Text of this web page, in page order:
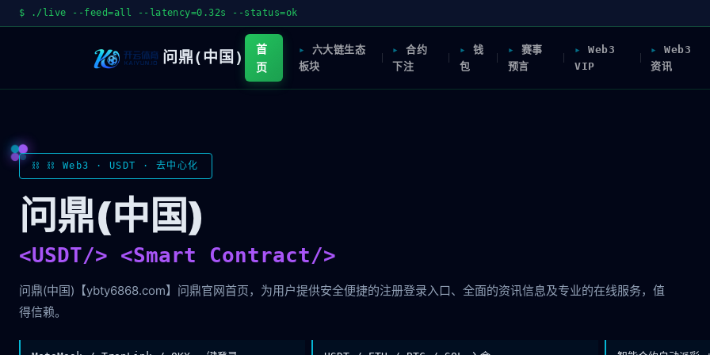
$ ./live --feed=all --latency=0.32s --status=ok
问鼎(中国)
首
页
六大链生态
板块
合约
下注
钱
包
赛事
预言
Web3
VIP
Web3
资讯
⛓ ⛓ Web3 · USDT · 去中心化
问鼎(中国)
<USDT/> <Smart Contract/>
问鼎(中国)【ybty6868.com】问鼎官网首页，为用户提供安全便捷的注册登录入口、全面的资讯信息及专业的在线服务，值
得信赖。